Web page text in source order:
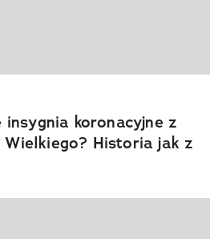
insygnia koronacyjne z
Historia jak z